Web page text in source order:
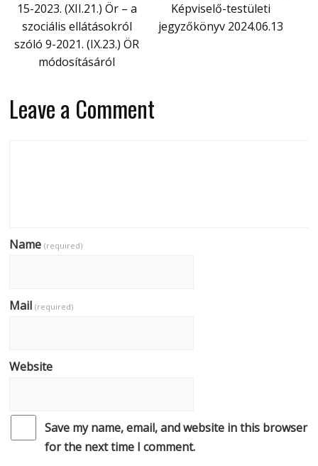
15-2023. (XII.21.) Ör – a
szociális ellátásokról
szóló 9-2021. (IX.23.) ÖR
módosításáról
Képviselő-testületi
jegyzőkönyv 2024.06.13
Leave a Comment
Name(required)
Mail(required)
Website
Save my name, email, and website in this browser
for the next time I comment.